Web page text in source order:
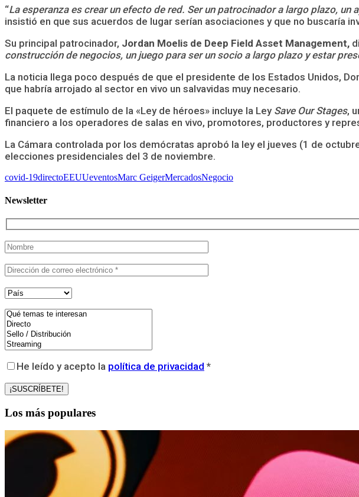
“La esperanza es crear un efecto de red. Ser un patrocinador a largo plazo,
insistió en que sus acuerdos de lugar serían asociaciones y que no buscaría
Su principal patrocinador, Jordan Moelis de Deep Field Asset Management,
construcción de negocios, un juego para ser un socio a largo plazo y estar
La noticia llega poco después de que el presidente de los Estados Unidos,
que habría arrojado al sector en vivo un salvavidas muy necesario.
El paquete de estímulo de la «Ley de héroes» incluye la Ley Save Our Stages,
financiero a los operadores de salas en vivo, promotores, productores y
La Cámara controlada por los demócratas aprobó la ley el jueves (1 de
elecciones presidenciales del 3 de noviembre.
covid-19directoEEUUeventosMarc GeigerMercadosNegocio
Newsletter
He leído y acepto la política de privacidad *
Los más populares